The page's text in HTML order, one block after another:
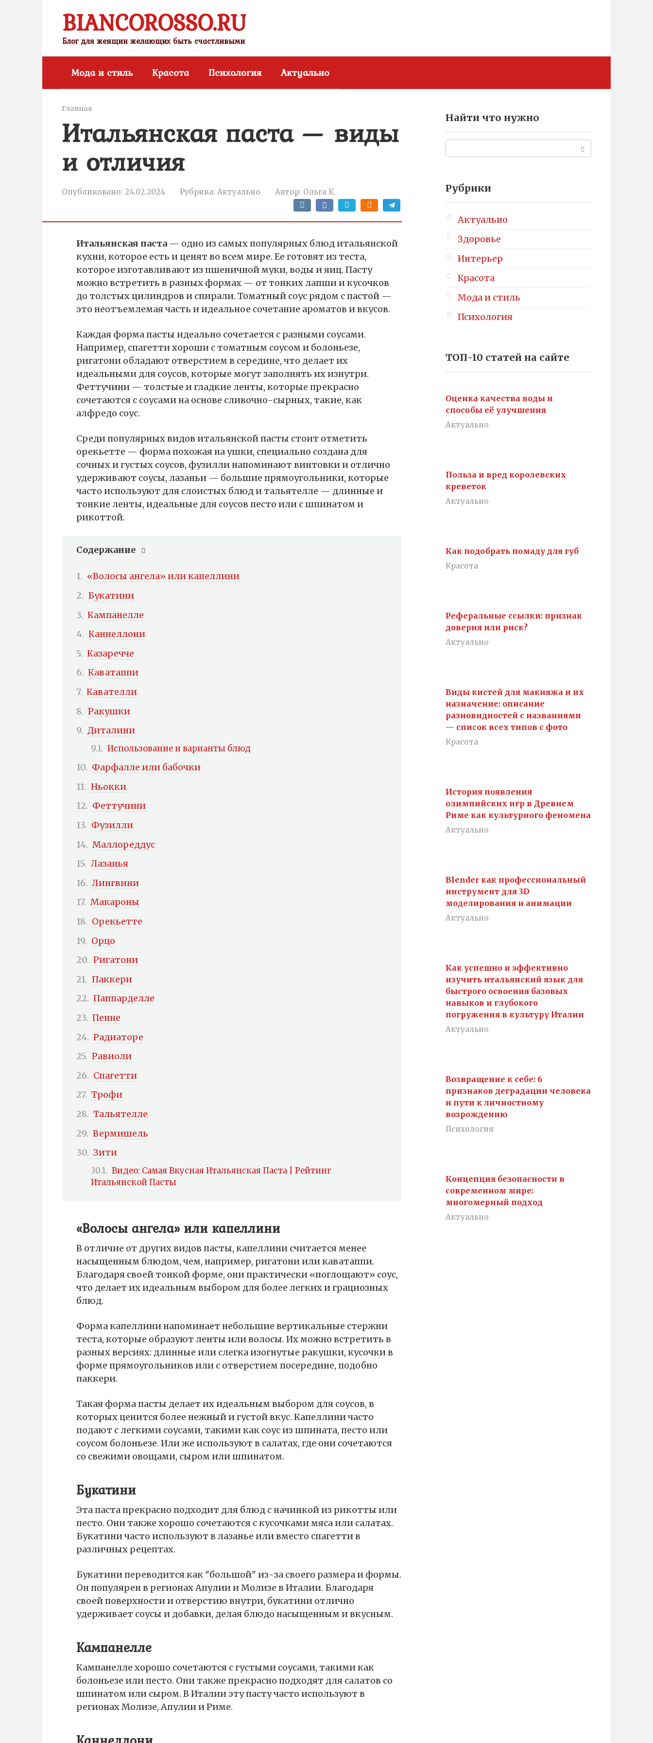
BIANCOROSSO.RU
Блог для женщин желающих быть счастливыми
Мода и стиль Красота Психология Актуально
Главная
Итальянская паста — виды
и отличия
Опубликовано: 24.02.2024 Рубрика: Актуально Автор: Ольга К.
Итальянская паста — одно из самых популярных блюд итальянской
кухни, которое есть и ценят во всем мире. Ее готовят из теста,
которое изготавливают из пшеничной муки, воды и яиц. Пасту
можно встретить в разных формах — от тонких лапши и кусочков
до толстых цилиндров и спирали. Томатный соус рядом с пастой —
это неотъемлемая часть и идеальное сочетание ароматов и вкусов.
Каждая форма пасты идеально сочетается с разными соусами.
Например, спагетти хороши с томатным соусом и болоньезе,
ригатони обладают отверстием в середине, что делает их
идеальными для соусов, которые могут заполнять их изнутри.
Феттучини — толстые и гладкие ленты, которые прекрасно
сочетаются с соусами на основе сливочно-сырных, такие, как
алфредо соус.
Среди популярных видов итальянской пасты стоит отметить
орекьетте — форма похожая на ушки, специально создана для
сочных и густых соусов, фузилли напоминают винтовки и отлично
удерживают соусы, лазаньи — большие прямоугольники, которые
часто используют для слоистых блюд и тальятелле — длинные и
тонкие ленты, идеальные для соусов песто или с шпинатом и
рикоттой.
Содержание
«Волосы ангела» или капеллини
Букатини
Кампанелле
Каннеллони
Казаречче
Каватаппи
Кавателли
Ракушки
Диталини
Использование и варианты блюд
Фарфалле или бабочки
Ньокки
Феттучини
Фузилли
Маллореддус
Лазанья
Лингвини
Макароны
Орекьетте
Орцо
Ригатони
Паккери
Паппарделле
Пенне
Радиаторе
Равиоли
Спагетти
Трофи
Тальятелле
Вермишель
Зити
Видео: Самая Вкусная Итальянская Паста | Рейтинг
Итальянской Пасты
«Волосы ангела» или капеллини
В отличие от других видов пасты, капеллини считается менее
насыщенным блюдом, чем, например, ригатони или каватаппи.
Благодаря своей тонкой форме, они практически «поглощают» соус,
что делает их идеальным выбором для более легких и грациозных
блюд.
Форма капеллини напоминает небольшие вертикальные стержни
теста, которые образуют ленты или волосы. Их можно встретить в
разных версиях: длинные или слегка изогнутые ракушки, кусочки в
форме прямоугольников или с отверстием посередине, подобно
паккери.
Такая форма пасты делает их идеальным выбором для соусов, в
которых ценится более нежный и густой вкус. Капеллини часто
подают с легкими соусами, такими как соус из шпината, песто или
соусом болоньезе. Или же используют в салатах, где они сочетаются
со свежими овощами, сыром или шпинатом.
Букатини
Эта паста прекрасно подходит для блюд с начинкой из рикотты или
песто. Они также хорошо сочетаются с кусочками мяса или салатах.
Букатини часто используют в лазанье или вместо спагетти в
различных рецептах.
Букатини переводится как "большой" из-за своего размера и формы.
Он популярен в регионах Апулии и Молизе в Италии. Благодаря
своей поверхности и отверстию внутри, букатини отлично
удерживает соусы и добавки, делая блюдо насыщенным и вкусным.
Кампанелле
Кампанелле хорошо сочетаются с густыми соусами, такими как
болоньезе или песто. Они также прекрасно подходят для салатов со
шпинатом или сыром. В Италии эту пасту часто используют в
регионах Молизе, Апулии и Риме.
Найти что нужно
Рубрики
Актуально
Здоровье
Интерьер
Красота
Мода и стиль
Психология
ТОП-10 статей на сайте
Оценка качества воды и
способы её улучшения
Актуально
Польза и вред королевских
креветок
Актуально
Как подобрать помаду для губ
Красота
Реферальные ссылки: признак
доверия или риск?
Актуально
Виды кистей для макияжа и их
назначение: описание
разновидностей с названиями
— список всех типов с фото
Красота
История появления
олимпийских игр в Древнем
Риме как культурного феномена
Актуально
Blender как профессиональный
инструмент для 3D
моделирования и анимации
Актуально
Как успешно и эффективно
изучить итальянский язык для
быстрого освоения базовых
навыков и глубокого
погружения в культуру Италии
Актуально
Возвращение к себе: 6
признаков деградации человека
и пути к личностному
возрождению
Психология
Концепция безопасности в
современном мире:
многомерный подход
Актуально